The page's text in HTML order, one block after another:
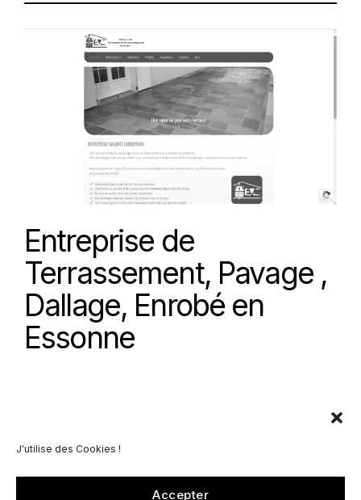
J'utilise des Cookies !
Accepter
Entreprise de
Terrassement, Pavage ,
Dallage, Enrobé en
Essonne